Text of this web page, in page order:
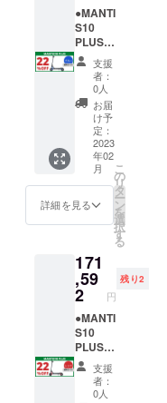
乗りま
す」 上
記2点に
ついて
同意し
ます。
↑ ↑ ↑ ↑
↑ ↑ ↑ ↑
送付し
ます」
「当電
動キッ
クボー
ドは、
原動機
付自転
車（原
付1種）
である
という
ことを
理解し
た上
で、道
法を
守って
安全に
乗りま
す」 上
記2点に
ついて
同意し
ます。
↑ ↑ ↑ ↑
ストし
てくだ
さい。
↓ ↓ ↓ ↓
↓ ↓ ↓ ↓
↓ 「当
プロ
ジェク
トの 支
援者 で
ある私
は、事
前にナ
ンバー
プレー
ト登録
賠責保
険へ加
入し、
実行者
へ確認
写真を
送付し
ます」
「当電
動キッ
報は厳
守いた
しま
す。
※ 下記
の文章
をお読
みいた
だき、
ご理解
の上、
ご同意
される
場合
は、下
記の文
【備考
欄】 へ
コピー
＆ペー
ストし
てくだ
さい。
↓ ↓ ↓ ↓
↓ ↓ ↓ ↓
↓ 「当
原動機
付自転
車（原
付1種）
となり
ます。
※ 【備
考欄】
の記載
がない
と支援
ができ
ませ
ん。ま
た製品
をお送
ことが
できま
せん。
個人情
報は厳
守いた
しま
す。
※ 下記
の文章
PLUSに
興味を
持ちご
支援い
ただけ
る方
へ、下
記を必
ずお読
みくだ
さい＞
MANTI
S10
PLUSは
公道仕
様の電
クボー
ドで
す。法
律上、
原動機
付自転
車（原
付1種）
となり
ます。
登録に
必要な
原動機
付自転
車販売
証明書
は、
PDF形
式でご
登録の
メール
アドレ
ス宛に
お送り
いたし
ます。
＝＝ ＜
MANTI
S10
PLUSに
興味を
持ちご
支援い
ただけ
る方
へ、下
縄県・
離島に
なる場
合は、
追加送
料が必
要で
す。配
送オプ
ション
を必ず
ご購入
下さ
い。
レッド/
オフ
タイ
ヤ：1台
※ナン
バープ
レート
登録に
必要な
原動機
付自転
車販売
●MANTI
S10
PLUS＜
22％OF
F＞
【各色
限定2
台】 販
売予定
価格
￥219,9
90（税
込）
→
￥171,5
92（税
料込）
※発送先
が北海
道・沖
縄県・
離島に
なる場
合は、
追加送
料が必
支援
者：
0人
お届
け予
定：
2023
年02
月
詳細を見る
こ
の
リ
タ
ー
ン
を
選
択
す
る
171
,59
2 円
残り2
●MANTI
S10
PLUS＜
22％OF
F＞
【各色
支援
者：
0人